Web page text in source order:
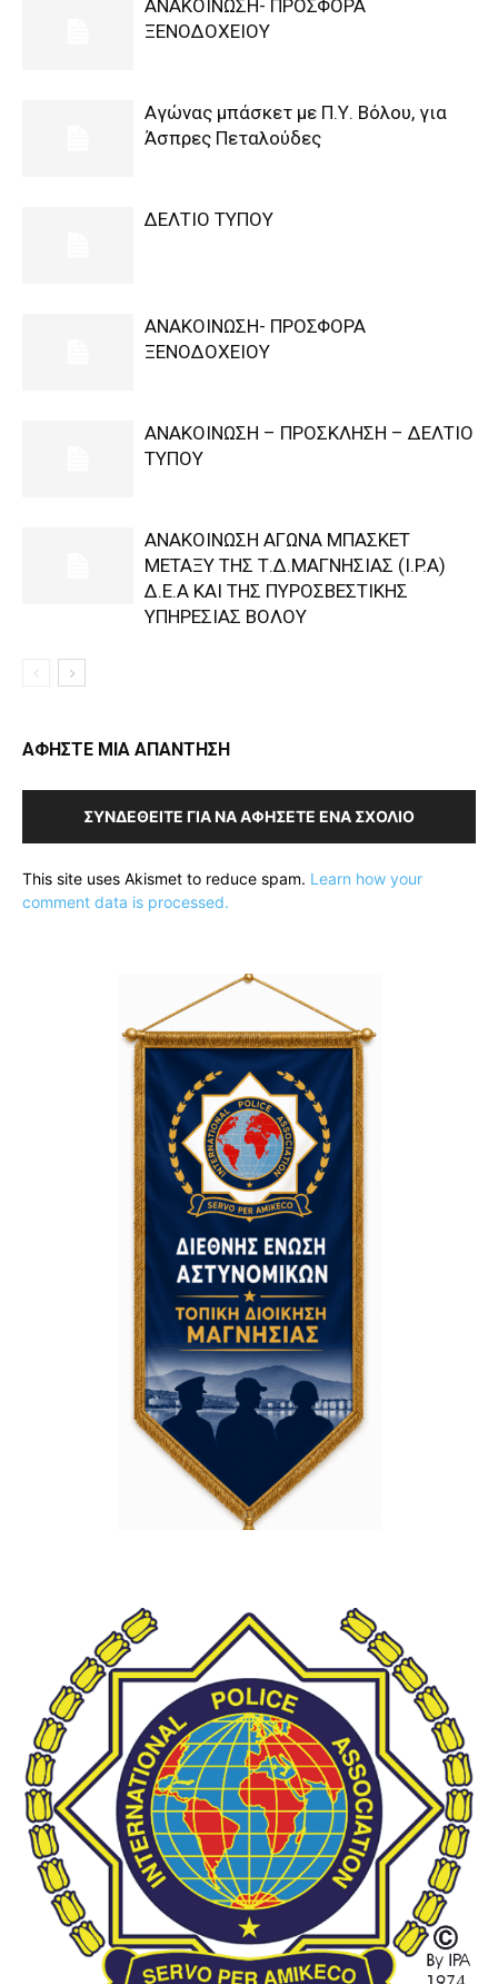
ΑΝΑΚΟΙΝΩΣΗ- ΠΡΟΣΦΟΡΑ
ΞΕΝΟΔΟΧΕΙΟΥ
Αγώνας μπάσκετ με Π.Υ. Βόλου, για
Άσπρες Πεταλούδες
ΔΕΛΤΙΟ ΤΥΠΟΥ
ΑΝΑΚΟΙΝΩΣΗ- ΠΡΟΣΦΟΡΑ
ΞΕΝΟΔΟΧΕΙΟΥ
ΑΝΑΚΟΙΝΩΣΗ – ΠΡΟΣΚΛΗΣΗ – ΔΕΛΤΙΟ
ΤΥΠΟΥ
ΑΝΑΚΟΙΝΩΣΗ ΑΓΩΝΑ ΜΠΑΣΚΕΤ
ΜΕΤΑΞΥ ΤΗΣ Τ.Δ.ΜΑΓΝΗΣΙΑΣ (I.P.A)
Δ.Ε.Α KAI ΤΗΣ ΠΥΡΟΣΒΕΣΤΙΚΗΣ
ΥΠΗΡΕΣΙΑΣ ΒΟΛΟΥ
ΑΦΗΣΤΕ ΜΙΑ ΑΠΑΝΤΗΣΗ
ΣΥΝΔΕΘΕΊΤΕ ΓΙΑ ΝΑ ΑΦΉΣΕΤΕ ΈΝΑ ΣΧΌΛΙΟ
This site uses Akismet to reduce spam. Learn how your
comment data is processed.